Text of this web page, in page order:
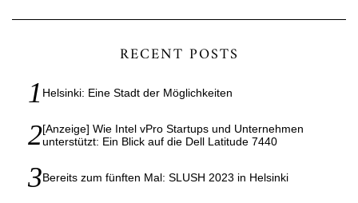
RECENT POSTS
Helsinki: Eine Stadt der Möglichkeiten
[Anzeige] Wie Intel vPro Startups und Unternehmen
unterstützt: Ein Blick auf die Dell Latitude 7440
Bereits zum fünften Mal: SLUSH 2023 in Helsinki